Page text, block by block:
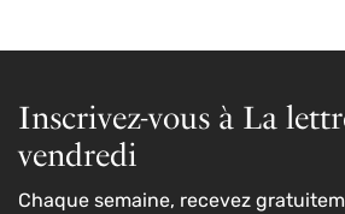
Inscrivez-vous à La
vendredi
Chaque semaine, recevez